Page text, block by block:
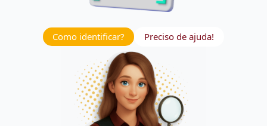
Como identificar? Preciso de ajuda!